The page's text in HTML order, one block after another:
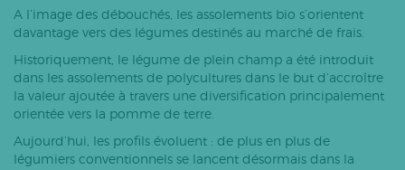
A l’image des débouchés, les assolements bio s’orientent
davantage vers des légumes destinés au marché de frais.
Historiquement, le légume de plein champ a été introduit
dans les assolements de polycultures dans le but d’accroître
la valeur ajoutée à travers une diversification principalement
orientée vers la pomme de terre.
Aujourd’hui, les profils évoluent : de plus en plus de
légumiers conventionnels se lancent désormais dans la